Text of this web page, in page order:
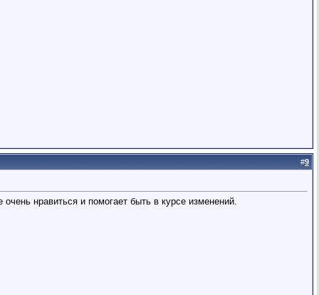
#9
нравиться и помогает быть в курсе изменений.